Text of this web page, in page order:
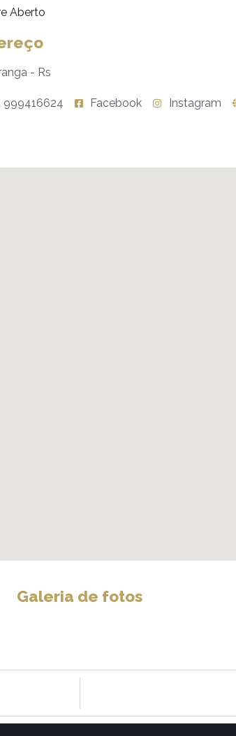
Aberto
- Rs
999416624 Facebook Instagram
Galeria de fotos